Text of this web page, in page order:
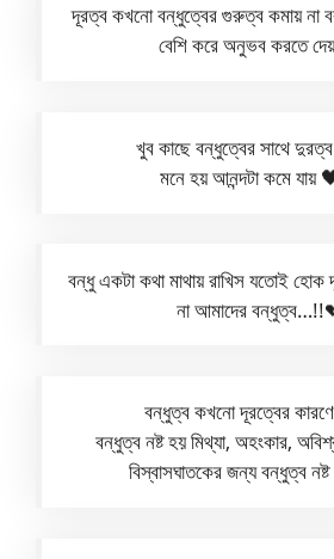
দূরত্ব কখনো বন্ধুত্বের গুরুত্ব কমায় না
বেশি করে অনুভব করতে
খুব কাছে বন্ধুত্বের সাথে
মনে হয় আনন্দটা কমে
বন্ধু একটা কথা মাথায় রাখিস যতোই
না আমাদের
বন্ধুত্ব কখনো দূরত্বের কারণে
বন্ধুত্ব নষ্ট হয় মিথ্যা, অহংকার,
বিস্বাসঘাতকের জন্য বন্ধুত্ব